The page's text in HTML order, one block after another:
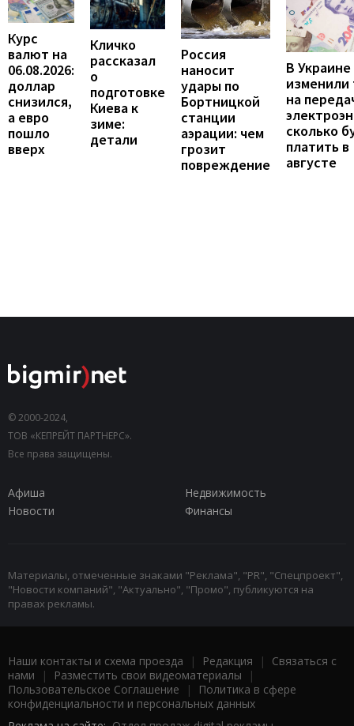
Курс
валют на
06.08.2026:
доллар
снизился,
а евро
пошло
вверх
Кличко
рассказал
о
подготовке
Киева к
зиме:
детали
Россия
наносит
удары по
Бортницкой
станции
аэрации: чем
грозит
повреждение
В Украине
на
сколько
платить в
августе
© 2000-2024,
ТОВ «КЕПРЕЙТ ПАРТНЕРС».
Все права защищены.
Афиша
Недвижимость
Новости
Финансы
Материалы, отмеченные знаками "Реклама", "PR", "Спецпроект",
"Новости компаний", "Актуально", "Промо", публикуются на
правах рекламы.
Наши контакты и схема проезда | Редакция | Связаться с
нами | Разместить свои видеоматериалы |
Пользовательское Соглашение |
Политика в сфере
конфиденциальности и персональных данных